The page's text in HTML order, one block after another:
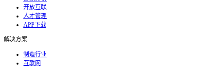
开放互联
人才管理
APP下载
解决方案
制造行业
互联网